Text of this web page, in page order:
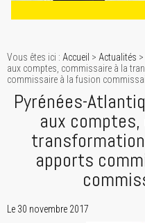
Vous êtes ici : Accueil > Actualités
aux comptes, commissaire à la
commissaire à la fusion
Pyrénées-
aux
apports
Le 30 novembre 2017